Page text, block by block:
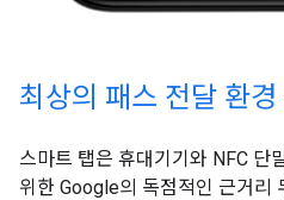
최상의 패스 전달 환경
스마트 탭은 휴대기기와 NFC 단
위한 Google의 독점적인 근거리